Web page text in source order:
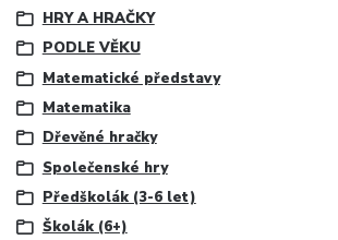
HRY A HRAČKY
PODLE VĚKU
Matematické představy
Matematika
Dřevěné hračky
Společenské hry
Předškolák (3-6 let)
Školák (6+)